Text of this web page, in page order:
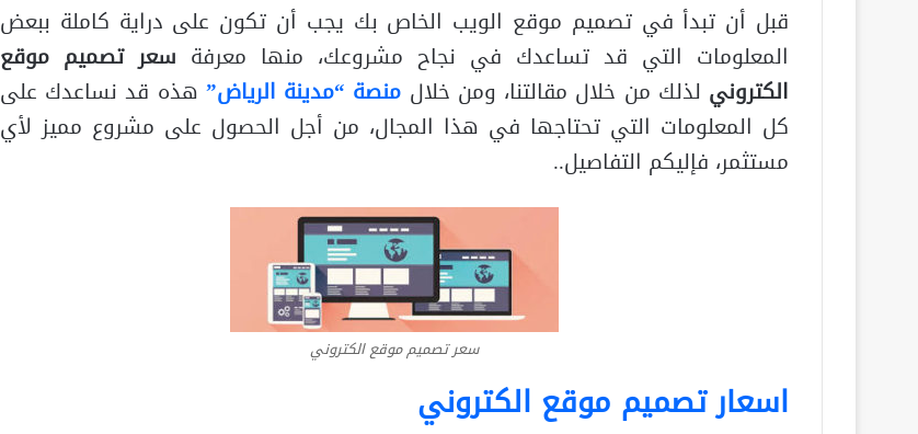
قبل أن تبدأ في تصميم موقع الويب الخاص بك يجب أن تكون على دراية كاملة ببعض
المعلومات التي قد تساعدك في نجاح مشروعك، منها معرفة سعر تصميم موقع
الكتروني لذلك من خلال مقالتنا، ومن خلال منصة “مدينة الرياض” هذه قد نساعدك على
كل المعلومات التي تحتاجها في هذا المجال، من أجل الحصول على مشروع مميز لأي
مستثمر، فإليكم التفاصيل..
سعر تصميم موقع الكتروني
اسعار تصميم موقع الكتروني